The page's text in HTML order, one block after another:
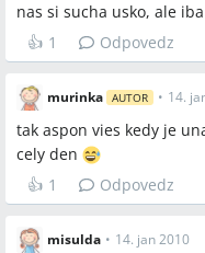
nas si sucha usko, ale
👍 1 Odpovedz
murinka AUTOR • 14.
tak aspon vies kedy je
cely den
👍 1 Odpovedz
misulda • 14. jan 2010